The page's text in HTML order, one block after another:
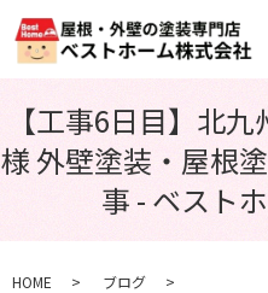
【工事6日目】北
様 外壁塗装・屋根
事 - ベスト
HOME
ブログ